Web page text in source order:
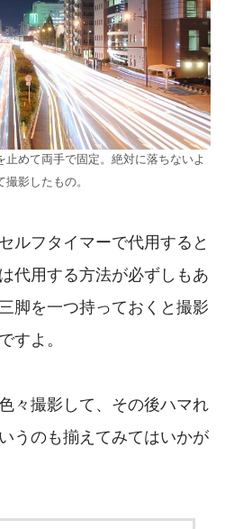
めて両手で固定。絶対に落ちないよ
撮影したもの。
ルフタイマーで代用すると
代用する方法が必ずしもあ
脚を一つ持っておくと撮影
すよ。
々撮影して、その後ハマれ
うのも揃えてみてはいかが